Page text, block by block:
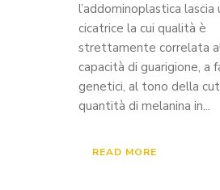
l’addominoplastica lascia
cicatrice la cui qualità è
strettamente correlata
capacità di guarigione, a
genetici, al tono della
quantità di melanina in...
READ MORE